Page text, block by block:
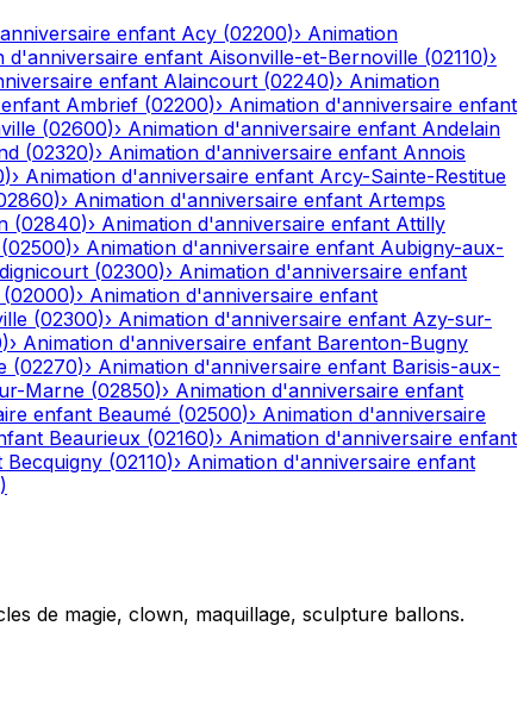
enfant Acy (02200)› Animation
d'anniversaire enfant Aisonville-et-Bernoville (02110)›
enfant Alaincourt (02240)› Animation
Ambrief (02200)› Animation d'anniversaire enfant
(02600)› Animation d'anniversaire enfant Andelain
(02320)› Animation d'anniversaire enfant Annois
)› Animation d'anniversaire enfant Arcy-Sainte-Restitue
)› Animation d'anniversaire enfant Artemps
(02840)› Animation d'anniversaire enfant Attilly
(02500)› Animation d'anniversaire enfant Aubigny-aux-
(02300)› Animation d'anniversaire enfant
(02000)› Animation d'anniversaire enfant
(02300)› Animation d'anniversaire enfant Azy-sur-
)› Animation d'anniversaire enfant Barenton-Bugny
(02270)› Animation d'anniversaire enfant Barisis-aux-
Marne (02850)› Animation d'anniversaire enfant
enfant Beaumé (02500)› Animation d'anniversaire
Beaurieux (02160)› Animation d'anniversaire enfant
Becquigny (02110)› Animation d'anniversaire enfant
)
de magie, clown, maquillage, sculpture ballons.